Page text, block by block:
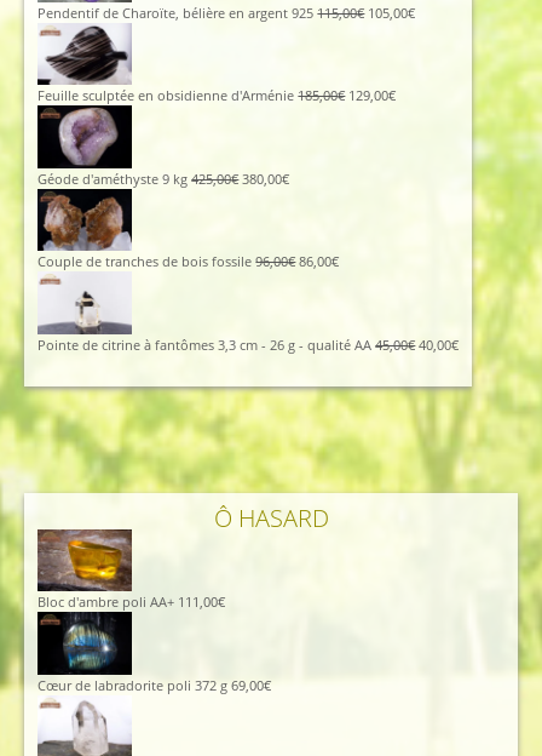
112,00€.102,00€.
Pendentif de Charoïte, bélière en argent 925 115,00€ Le
115,00€.
105,00€Le
Feuille sculptée en obsidienne d'Arménie 185,00€ Le
129,00€Le
Géode d'améthyste 9 kg 425,00€ Le
425,00€.
380,00€Le
380,00€.
Couple de tranches de bois fossile 96,00€Le
96,00€.
86,00€Le
86,00€.
Pointe de citrine à fantômes 3,3 cm - 26 g - qualité AA 45,00€Le
initial
était :
40,00€Le
prix
actuel
Ô HASARD
Bloc d'ambre poli AA+ 111,00€
Cœur de labradorite poli 372 g 69,00€